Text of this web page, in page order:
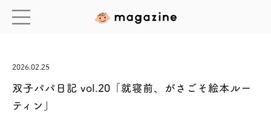
2026.02.25
双子パパ日記 vol.20「就寝前、がさごそ絵本ルー
ティン」